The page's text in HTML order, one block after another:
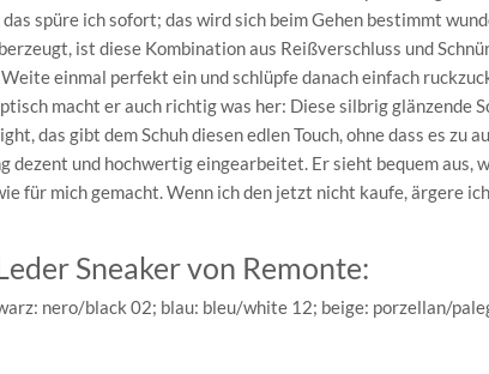
spüre ich sofort; das wird sich beim Gehen bestimmt
ist diese Kombination aus Reißverschluss und
einmal perfekt ein und schlüpfe danach einfach
macht er auch richtig was her: Diese silbrig glänzende
das gibt dem Schuh diesen edlen Touch, ohne dass es zu
dezent und hochwertig eingearbeitet. Er sieht bequem aus,
für mich gemacht. Wenn ich den jetzt nicht kaufe, ärgere
Sneaker von Remonte:
nero/black 02; blau: bleu/white 12; beige: porzellan/